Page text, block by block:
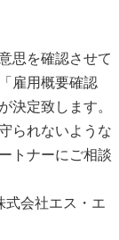
思を確認させて
雇用概要確認
決定致します。
られないような
トナーにご相談
式会社エス・エ